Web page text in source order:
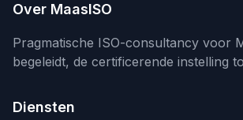
Over MaasISO
Pragmatische ISO-consultancy voor
begeleidt, de certificerende instelling
Diensten